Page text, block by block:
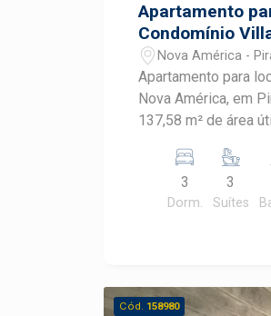
Apartamento
Condomínio
Piracicaba
Nova América -
Apartamento para
Nova América, em
137,58 m² de área
recebe sol da
condomínio
diversificado e
banheiros - Sala
3
Dorm.
3
Suítes
Cód. 158980